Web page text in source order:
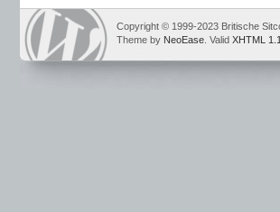
Copyright © 1999-2023 Britische
Theme by NeoEase . Valid XHTML 1.1